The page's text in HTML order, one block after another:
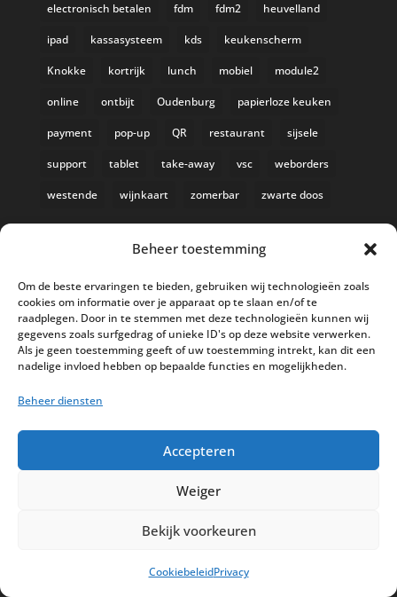
Beheer toestemming
Om de beste ervaringen te bieden, gebruiken wij technologieën zoals
cookies om informatie over je apparaat op te slaan en/of te
raadplegen. Door in te stemmen met deze technologieën kunnen wij
gegevens zoals surfgedrag of unieke ID's op deze website verwerken.
Als je geen toestemming geeft of uw toestemming intrekt, kan dit een
nadelige invloed hebben op bepaalde functies en mogelijkheden.
Beheer diensten
Accepteren
Weiger
Bekijk voorkeuren
CookiebeleidPrivacy
electronisch betalen fdm fdm2 heuvelland
ipad kassasysteem kds keukenscherm
Knokke kortrijk lunch mobiel module2
online ontbijt Oudenburg papierloze keuken
payment pop-up QR restaurant sijsele
support tablet take-away vsc weborders
westende wijnkaart zomerbar zwarte doos
AI in de Horeca kassawereld
Bestel nu nog aan de 2025 prijzen
Safran Palace start met nieuw
Privacy